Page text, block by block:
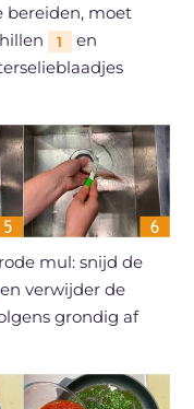
bereiden, moet
1
en
mul: snijd de
en verwijder de
grondig af